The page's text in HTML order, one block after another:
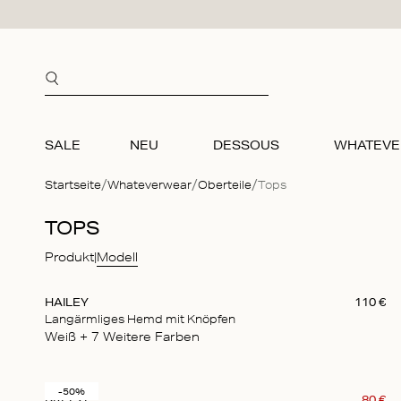
SALE NEU DESSOUS
Kurzarm
Bikini-
Taschen
Startseite Whateverwear Oberteile Tops
TOPS
Produkt Modell
HAILEY
Langärmliges Hemd mit Knöpfen
110€
Weiß + 7 Weitere Farben
-50%